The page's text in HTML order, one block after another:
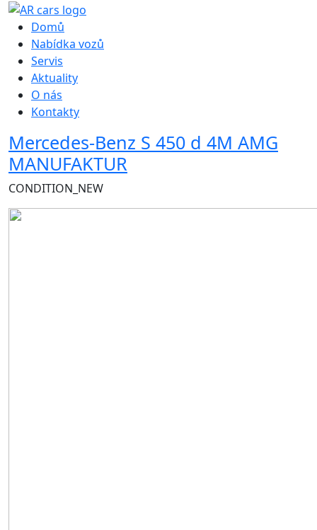
Hlavní navigace
Domů
Nabídka vozů
Servis
Aktuality
O nás
Kontakty
Mercedes-Benz S 450 d 4M AMG
MANUFAKTUR
CONDITION_NEW
Obrázek